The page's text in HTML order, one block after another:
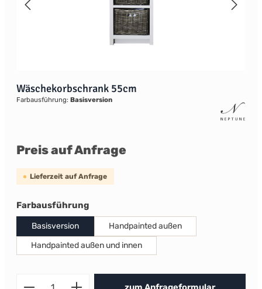
Wäschekorbschrank 55cm
Farbausführung: Basisversion
Preis auf Anfrage
Lieferzeit auf Anfrage
Farbausführungauswählen
Basisversion
Handpainted außen
Handpainted außen und innen
Produkt Anzahl: Gib den